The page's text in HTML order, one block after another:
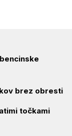
brez obresti
točkami